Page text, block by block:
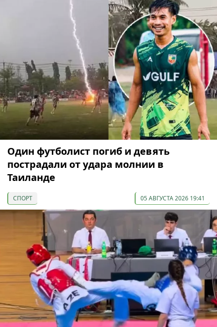
Один футболист погиб и девять
пострадали от удара молнии в
Таиланде
СПОРТ 05 АВГУСТА 2026 19:41